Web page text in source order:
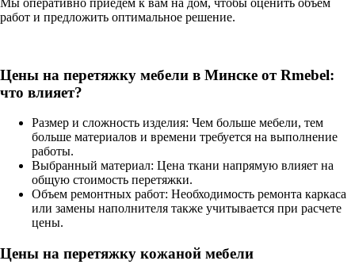
Мы оперативно приедем к вам на дом, чтобы оценить объем
работ и предложить оптимальное решение.
Цены на перетяжку мебели в Минске от Rmebel:
что влияет?
Размер и сложность изделия: Чем больше мебели, тем
больше материалов и времени требуется на выполнение
работы.
Выбранный материал: Цена ткани напрямую влияет на
общую стоимость перетяжки.
Объем ремонтных работ: Необходимость ремонта каркаса
или замены наполнителя также учитывается при расчете
цены.
Цены на перетяжку кожаной мебели